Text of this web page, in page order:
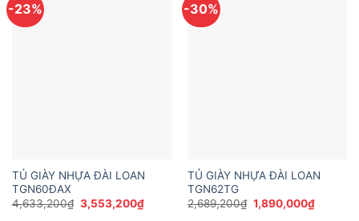
-23%
TỦ GIÀY NHỰA ĐÀI LOAN
TGN60ĐAX
4,633,200₫ Giá
gốc
3,553,200₫Giá
hiện
-30%
TỦ GIÀY NHỰA ĐÀI LOAN
TGN62TG
2,689,200₫ Giá
gốc
1,890,000₫Giá
hiện